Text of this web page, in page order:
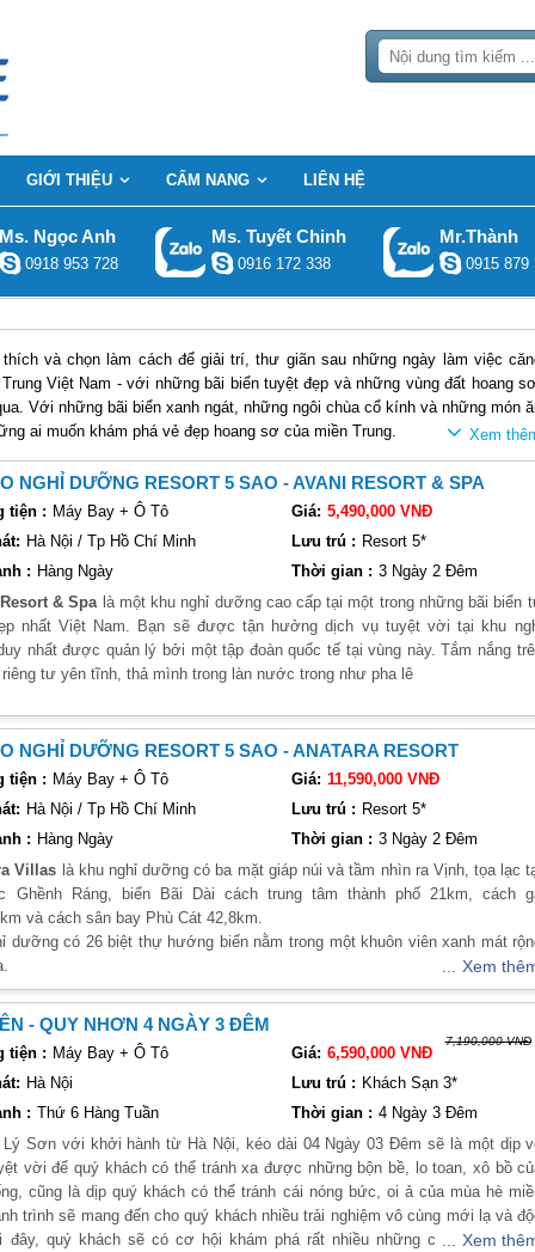
GIỚI THIỆU CẨM NANG LIÊN HỆ
Ms. Ngọc Anh
0918 953 728
Ms. Tuyết Chinh
0916 172 338
Mr.Thành
0915 879
và chọn làm cách để giải trí, thư giãn sau những ngày làm việc
Việt Nam - với những bãi biển tuyệt đẹp và những vùng đất hoang
Với những bãi biển xanh ngát, những ngôi chùa cổ kính và những món
ai muốn khám phá vẻ đẹp hoang sơ của miền Trung.
những ai yêu thích biển và nắng
tích khoảng 5.060km² và dân số khoảng 860.000 người. Tỉnh này có địa
quan đặc biệt và hấp dẫn. Phú Yên được xem là một trong những điểm
sơ, thu hút du khách bởi sự trong lành và yên bình. Trong số đó, bãi
điểm đến nổi tiếng nhất của tỉnh. Bãi biển này có cát trắng mịn và nước
du khách đến tham quan và tắm biển.
Hòn Nưa, bãi biển Xep... Mỗi bãi biển đều có vẻ đẹp riêng, tạo nên sự đa
sử và tâm linh. Trong số đó, các ngôi chùa cổ kính là một điểm nhấn đặc
chùa Thiên Hải... đều có kiến trúc độc đáo và mang đậm nét văn hóa của
di tích lịch sử quan trọng của Phú Yên, được xây dựng từ thế kỷ 12 và
đầy đủ trong một ngày du lịch
vẫn có thể trải nghiệm đầy đủ những điểm đến đặc biệt của tỉnh này. Dưới
linh
việc tham quan các ngôi chùa cổ kính như chùa Đá Bia, chùa Ông Núi
hóa và tâm linh của tỉnh, giúp bạn hiểu rõ hơn về đời sống tâm linh của
Nguyễn Huệ, nơi được xem là nơi sinh ra vị anh hùng dân tộc này. Hoặc
độc đáo và đẹp mắt.
đặc sản của tỉnh. Một trong những món ăn nổi tiếng nhất ở đây là
chả cá có vị đậm đà và thơm ngon, là món ăn không thể thiếu trong
NGHỈ DƯỠNG RESORT 5 SAO - AVANI RESORT & SPA
tiện : Máy Bay + Ô Tô Giá: 5,490,000 VNĐ
Hà Nội / Tp Hồ Chí Minh Lưu trú : Resort 5*
: Hàng Ngày Thời gian : 3 Ngày 2 Đêm
& Spalà một khu nghỉ dưỡng cao cấp tại một trong những bãi biển
nhất Việt Nam. Bạn sẽ được tận hưởng dịch vụ tuyệt vời tại khu
nhất được quản lý bởi một tập đoàn quốc tế tại vùng này. Tắm nắng
riêng tư yên tĩnh, thả mình trong làn nước trong như pha lê
NGHỈ DƯỠNG RESORT 5 SAO - ANATARA RESORT
tiện : Máy Bay + Ô Tô Giá: 11,590,000 VNĐ
Hà Nội / Tp Hồ Chí Minh Lưu trú : Resort 5*
: Hàng Ngày Thời gian : 3 Ngày 2 Đêm
Villas là khu nghỉ dưỡng có ba mặt giáp núi và tầm nhìn ra Vịnh, tọa lạc
Ghềnh Ráng, biển Bãi Dài cách trung tâm thành phố 21km, cách
và cách sân bay Phù Cát 42,8km.
dưỡng có 26 biệt thự hướng biển nằm trong một khuôn viên xanh mát
được thiết kế hồ bơi riêng, sân hiên với ghế tắm nắng và vòi sen
vực thư giãn trong nhà, TV màn hình phẳng, hoa và trái cây hàng ngày, hầm
biệt thự, tủ lạnh và máy pha cà phê
Xem
- QUY NHƠN 4 NGÀY 3 ĐÊM
tiện : Máy Bay + Ô Tô Giá:
7,190,000 VNĐ
6,590,000 VNĐ
Hà Nội Lưu trú : Khách Sạn 3*
: Thứ 6 Hàng Tuần Thời gian : 4 Ngày 3 Đêm
Lý Sơn với khởi hành từ Hà Nội, kéo dài 04 Ngày 03 Đêm sẽ là một dịp
vời để quý khách có thể tránh xa được những bộn bề, lo toan, xô bồ
cũng là dịp quý khách có thể tránh cái nóng bức, oi ả của mùa hè
trình sẽ mang đến cho quý khách nhiều trải nghiệm vô cùng mới lạ và
đây, quý khách sẽ có cơ hội khám phá rất nhiều những cảnh quan
Xem